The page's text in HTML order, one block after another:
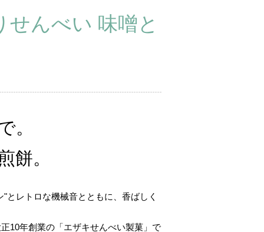
んべい 味噌と
。
餅。
とレトロな機械音とともに、香ばしく
10年創業の「エザキせんべい製菓」で